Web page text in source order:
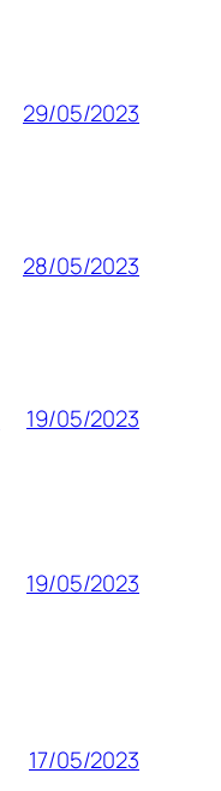
29/05/2023
28/05/2023
19/05/2023
19/05/2023
17/05/2023